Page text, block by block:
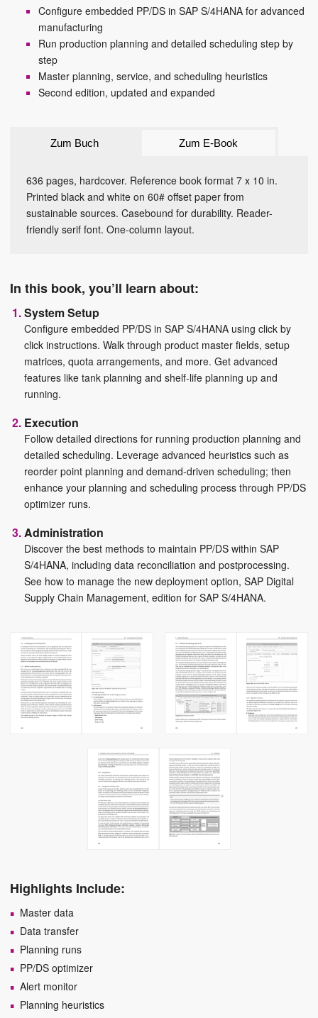
Configure embedded PP/DS in SAP S/4HANA for advanced
manufacturing
Run production planning and detailed scheduling step by
step
Master planning, service, and scheduling heuristics
Second edition, updated and expanded
Zum Buch Zum E-Book
636 pages, hardcover. Reference book format 7 x 10 in.
Printed black and white on 60# offset paper from
sustainable sources. Casebound for durability. Reader-
friendly serif font. One-column layout.
In this book, you’ll learn about:
System Setup
Configure embedded PP/DS in SAP S/4HANA using click by
click instructions. Walk through product master fields, setup
matrices, quota arrangements, and more. Get advanced
features like tank planning and shelf-life planning up and
running.
Execution
Follow detailed directions for running production planning and
detailed scheduling. Leverage advanced heuristics such as
reorder point planning and demand-driven scheduling; then
enhance your planning and scheduling process through PP/DS
optimizer runs.
Administration
Discover the best methods to maintain PP/DS within SAP
S/4HANA, including data reconciliation and postprocessing.
See how to manage the new deployment option, SAP Digital
Supply Chain Management, edition for SAP S/4HANA.
Highlights Include:
Master data
Data transfer
Planning runs
PP/DS optimizer
Alert monitor
Planning heuristics